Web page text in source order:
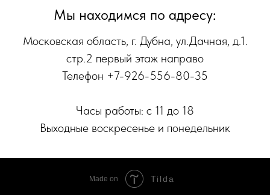
Мы находимся по адресу:
Московская область, г. Дубна, ул.Дачная, д.1.
стр.2 первый этаж направо
Телефон +7-926-556-80-35
Часы работы: с 11 до 18
Выходные воскресенье и понедельник
Made on Tilda